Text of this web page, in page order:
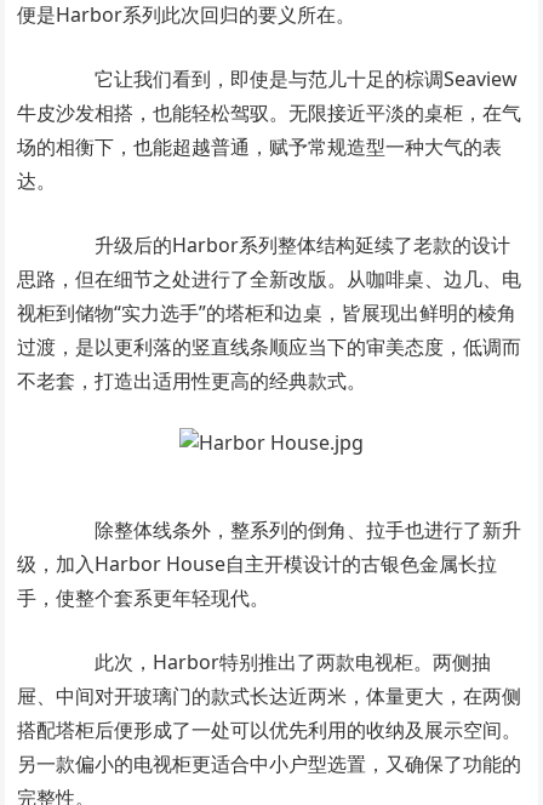
便是Harbor系列此次回归的要义所在。
它让我们看到，即使是与范儿十足的棕调Seaview
牛皮沙发相搭，也能轻松驾驭。无限接近平淡的桌柜，在气
场的相衡下，也能超越普通，赋予常规造型一种大气的表
达。
升级后的Harbor系列整体结构延续了老款的设计
思路，但在细节之处进行了全新改版。从咖啡桌、边几、电
视柜到储物“实力选手”的塔柜和边桌，皆展现出鲜明的棱角
过渡，是以更利落的竖直线条顺应当下的审美态度，低调而
不老套，打造出适用性更高的经典款式。
除整体线条外，整系列的倒角、拉手也进行了新升
级，加入Harbor House自主开模设计的古银色金属长拉
手，使整个套系更年轻现代。
此次，Harbor特别推出了两款电视柜。两侧抽
屉、中间对开玻璃门的款式长达近两米，体量更大，在两侧
搭配塔柜后便形成了一处可以优先利用的收纳及展示空间。
另一款偏小的电视柜更适合中小户型选置，又确保了功能的
完整性。